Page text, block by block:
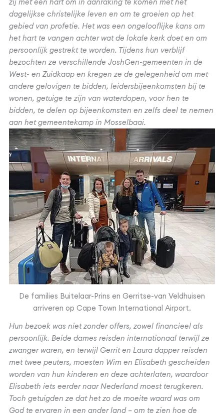
dagelijkse christelijke leven en om te groeien op het
gebied van profetie. Het was een ongelooflijke kans om
het hart te vangen achter wat de lokale kerk doet en om
persoonlijk gestrekt te worden. Tijdens hun verblijf
bezochten ze verschillende JoshGen-gemeenten in de
West- en Zuidkaap en kregen ze de gelegenheid om met
andere gelovigen te bidden, leidersbijeenkomsten bij te
wonen, getuige te zijn van waterdopen, voor hen te
bidden, te delen op bijeenkomsten en zelfs deel te nemen
aan het gemeentekamp in Mosselbaai.
De families Buitelaar-Prins en Gerritse-van Veldhuisen
arriveren op Cape Town International Airport.
Hun bezoek was niet zonder offers, zowel financieel als
persoonlijk. Beide dames reisden internationaal terwijl ze
zwanger waren, en terwijl Gerrit en Laura dapper reisden
met twee peuters, moesten Wim en Elisabeth gescheiden
worden van hun kinderen en deze achterlaten, waardoor
Elisabeth iets eerder naar Nederland moest terugkeren.
Toch getuigden ze dat het zo de moeite waard was om
God te ervaren in een ander land – om te zien hoe de